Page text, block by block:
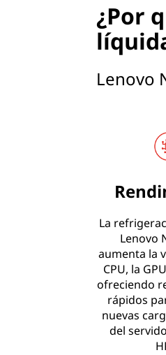
¿Por
Lenovo
La
Lenovo
aumenta la
CPU, la
ofreciendo
rápidos
nuevas
del